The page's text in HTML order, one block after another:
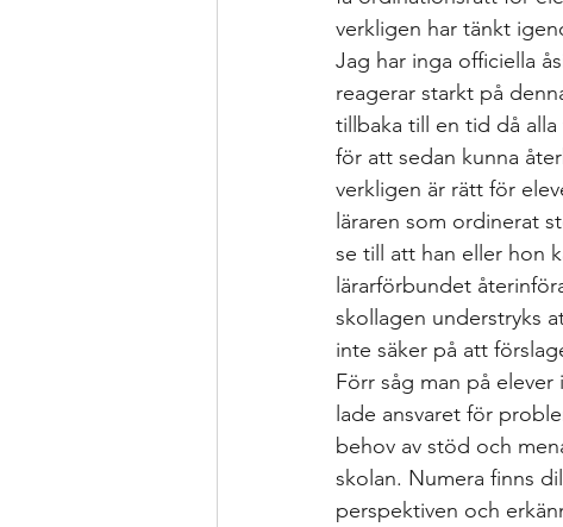
specialpedagogen och försteläraren
Strategier för att träna och kompen
Bedömning och betygssättning
verkligen har tänkt
Jag har inga officiella
reagerar starkt på
tillbaka till en tid då
för att sedan kunna
verkligen är rätt för
läraren som ordinerat
se till att han eller hon
lärarförbundet
skollagen understryks
inte säker på att
Förr såg man på
lade ansvaret för
behov av stöd och
skolan. Numera finns
perspektiven och